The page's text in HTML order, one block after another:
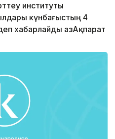
институты
күнбағыстың 4
хабарлайды ҚазАқпарат